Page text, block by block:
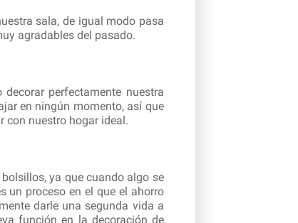
sala, de igual modo pasa
agradables del pasado.
perfectamente nuestra
en ningún momento, así que
con nuestro hogar ideal.
ya que cuando algo se
un proceso en el que el ahorro
darle una segunda vida a
función en la decoración de